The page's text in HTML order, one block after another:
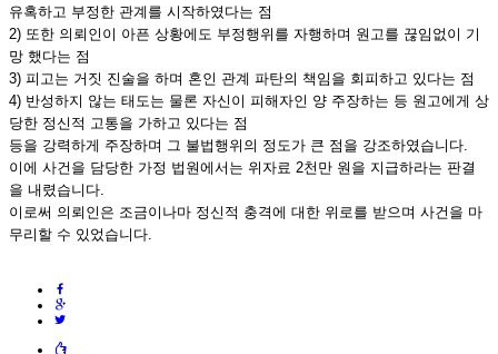
유혹하고 부정한 관계를 시작하였다는 점
2) 또한 의뢰인이 아픈 상황에도 부정행위를 자행하며 원고를 끊임없이 기
망 했다는 점
3) 피고는 거짓 진술을 하며 혼인 관계 파탄의 책임을 회피하고 있다는 점
4) 반성하지 않는 태도는 물론 자신이 피해자인 양 주장하는 등 원고에게 상
당한 정신적 고통을 가하고 있다는 점
등을 강력하게 주장하며 그 불법행위의 정도가 큰 점을 강조하였습니다.
이에 사건을 담당한 가정 법원에서는 위자료 2천만 원을 지급하라는 판결
을 내렸습니다.
이로써 의뢰인은 조금이나마 정신적 충격에 대한 위로를 받으며 사건을 마
무리할 수 있었습니다.